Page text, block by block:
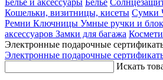
Белье и аксессуары Белье
Кошельки, визитницы, кисеты Сумки
Ремни Ключницы Умные ручки и
аксессуаров Замки для багажа
Электронные подарочные
Электронные подарочные
Искать